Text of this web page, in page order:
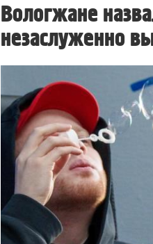
Вологжане
незаслуженно